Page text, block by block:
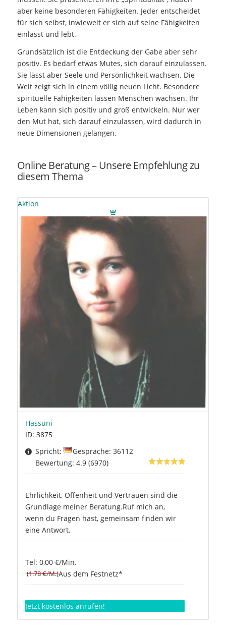
aber keine besonderen Fähigkeiten. Jeder entscheidet
für sich selbst, inwieweit er sich auf seine Fähigkeiten
einlässt und lebt.
Grundsätzlich ist die Entdeckung der Gabe aber sehr
positiv. Es bedarf etwas Mutes, sich darauf einzulassen.
Sie lässt aber Seele und Persönlichkeit wachsen. Die
Welt zeigt sich in einem völlig neuen Licht. Besondere
spirituelle Fähigkeiten lassen Menschen wachsen. Ihr
Leben kann sich positiv und groß entwickeln. Nur wer
den Mut hat, sich darauf einzulassen, wird dadurch in
neue Dimensionen gelangen.
Online Beratung – Unsere Empfehlung zu
diesem Thema
Aktion
Hassuni
ID: 3875
Spricht:
Gespräche: 36112
Bewertung: 4.9 (6970)
Ehrlichkeit, Offenheit und Vertrauen sind die
Grundlage meiner Beratung.Ruf mich an,
wenn du Fragen hast, gemeinsam finden wir
eine Antwort.
Tel: 0,00 €/Min.
(1.78 €/M.)Aus dem Festnetz*
Jetzt kostenlos anrufen!